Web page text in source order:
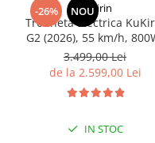
-26% NOU
KuKirin
Trotineta Electrica
G2 (2026), 55 km/h,
15ah 48v
3.499,00 Lei
de la 2.599,00 Lei
IN STOC